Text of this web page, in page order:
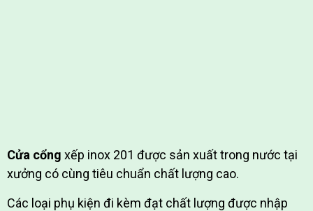
Cửa cổng xếp inox 201 được sản xuất trong nước tại
xưởng có cùng tiêu chuẩn chất lượng cao.
Các loại phụ kiện đi kèm đạt chất lượng được nhập